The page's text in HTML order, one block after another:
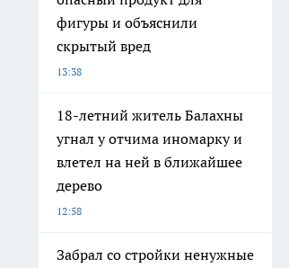
фигуры и объяснили
скрытый вред
13:38
18-летний житель Балахны
угнал у отчима иномарку и
влетел на ней в ближайшее
дерево
12:58
Забрал со стройки ненужные